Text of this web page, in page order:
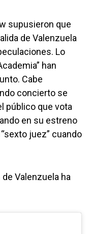
supusieron que
de Valenzuela
Lo
han
Cabe
concierto se
público que vota
en su estreno
juez” cuando
Valenzuela ha